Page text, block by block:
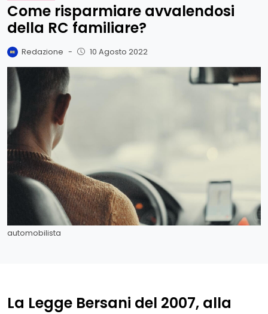
Come risparmiare avvalendosi
della RC familiare?
Redazione - 10 Agosto 2022
automobilista
La Legge Bersani del 2007, alla